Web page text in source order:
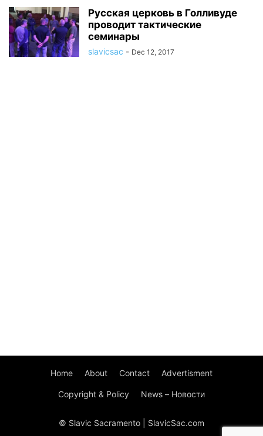
Русская церковь в Голливуде
проводит тактические
семинары
slavicsac - Dec 12, 2017
Home About Contact Advertisment
Copyright & Policy News – Новости
© Slavic Sacramento | SlavicSac.com